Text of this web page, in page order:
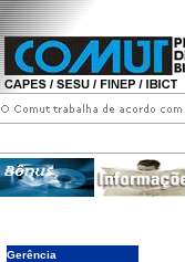
Gerência